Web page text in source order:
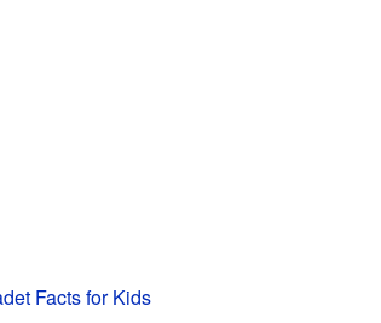
Facts for Kids